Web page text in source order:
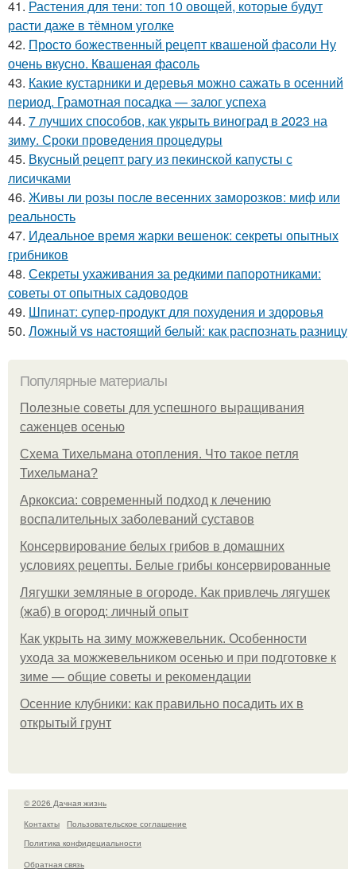
41. Растения для тени: топ 10 овощей, которые будут
расти даже в тёмном уголке
42. Просто божественный рецепт квашеной фасоли Ну
очень вкусно. Квашеная фасоль
43. Какие кустарники и деревья можно сажать в осенний
период. Грамотная посадка — залог успеха
44. 7 лучших способов, как укрыть виноград в 2023 на
зиму. Сроки проведения процедуры
45. Вкусный рецепт рагу из пекинской капусты с
лисичками
46. Живы ли розы после весенних заморозков: миф или
реальность
47. Идеальное время жарки вешенок: секреты опытных
грибников
48. Секреты ухаживания за редкими папоротниками:
советы от опытных садоводов
49. Шпинат: супер-продукт для похудения и здоровья
50. Ложный vs настоящий белый: как распознать разницу
Популярные материалы
Полезные советы для успешного выращивания
саженцев осенью
Схема Тихельмана отопления. Что такое петля
Тихельмана?
Аркоксиа: современный подход к лечению
воспалительных заболеваний суставов
Консервирование белых грибов в домашних
условиях рецепты. Белые грибы консервированные
Лягушки земляные в огороде. Как привлечь лягушек
(жаб) в огород: личный опыт
Как укрыть на зиму можжевельник. Особенности
ухода за можжевельником осенью и при подготовке к
зиме — общие советы и рекомендации
Осенние клубники: как правильно посадить их в
открытый грунт
© 2026 Дачная жизнь
Контакты
Пользовательское соглашение
Политика конфидециальности
Обратная связь